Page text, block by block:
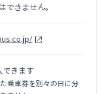
できません。
できます
乗車券を別々の日に分